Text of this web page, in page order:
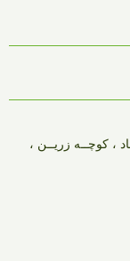
، کوچــه زریــن ،